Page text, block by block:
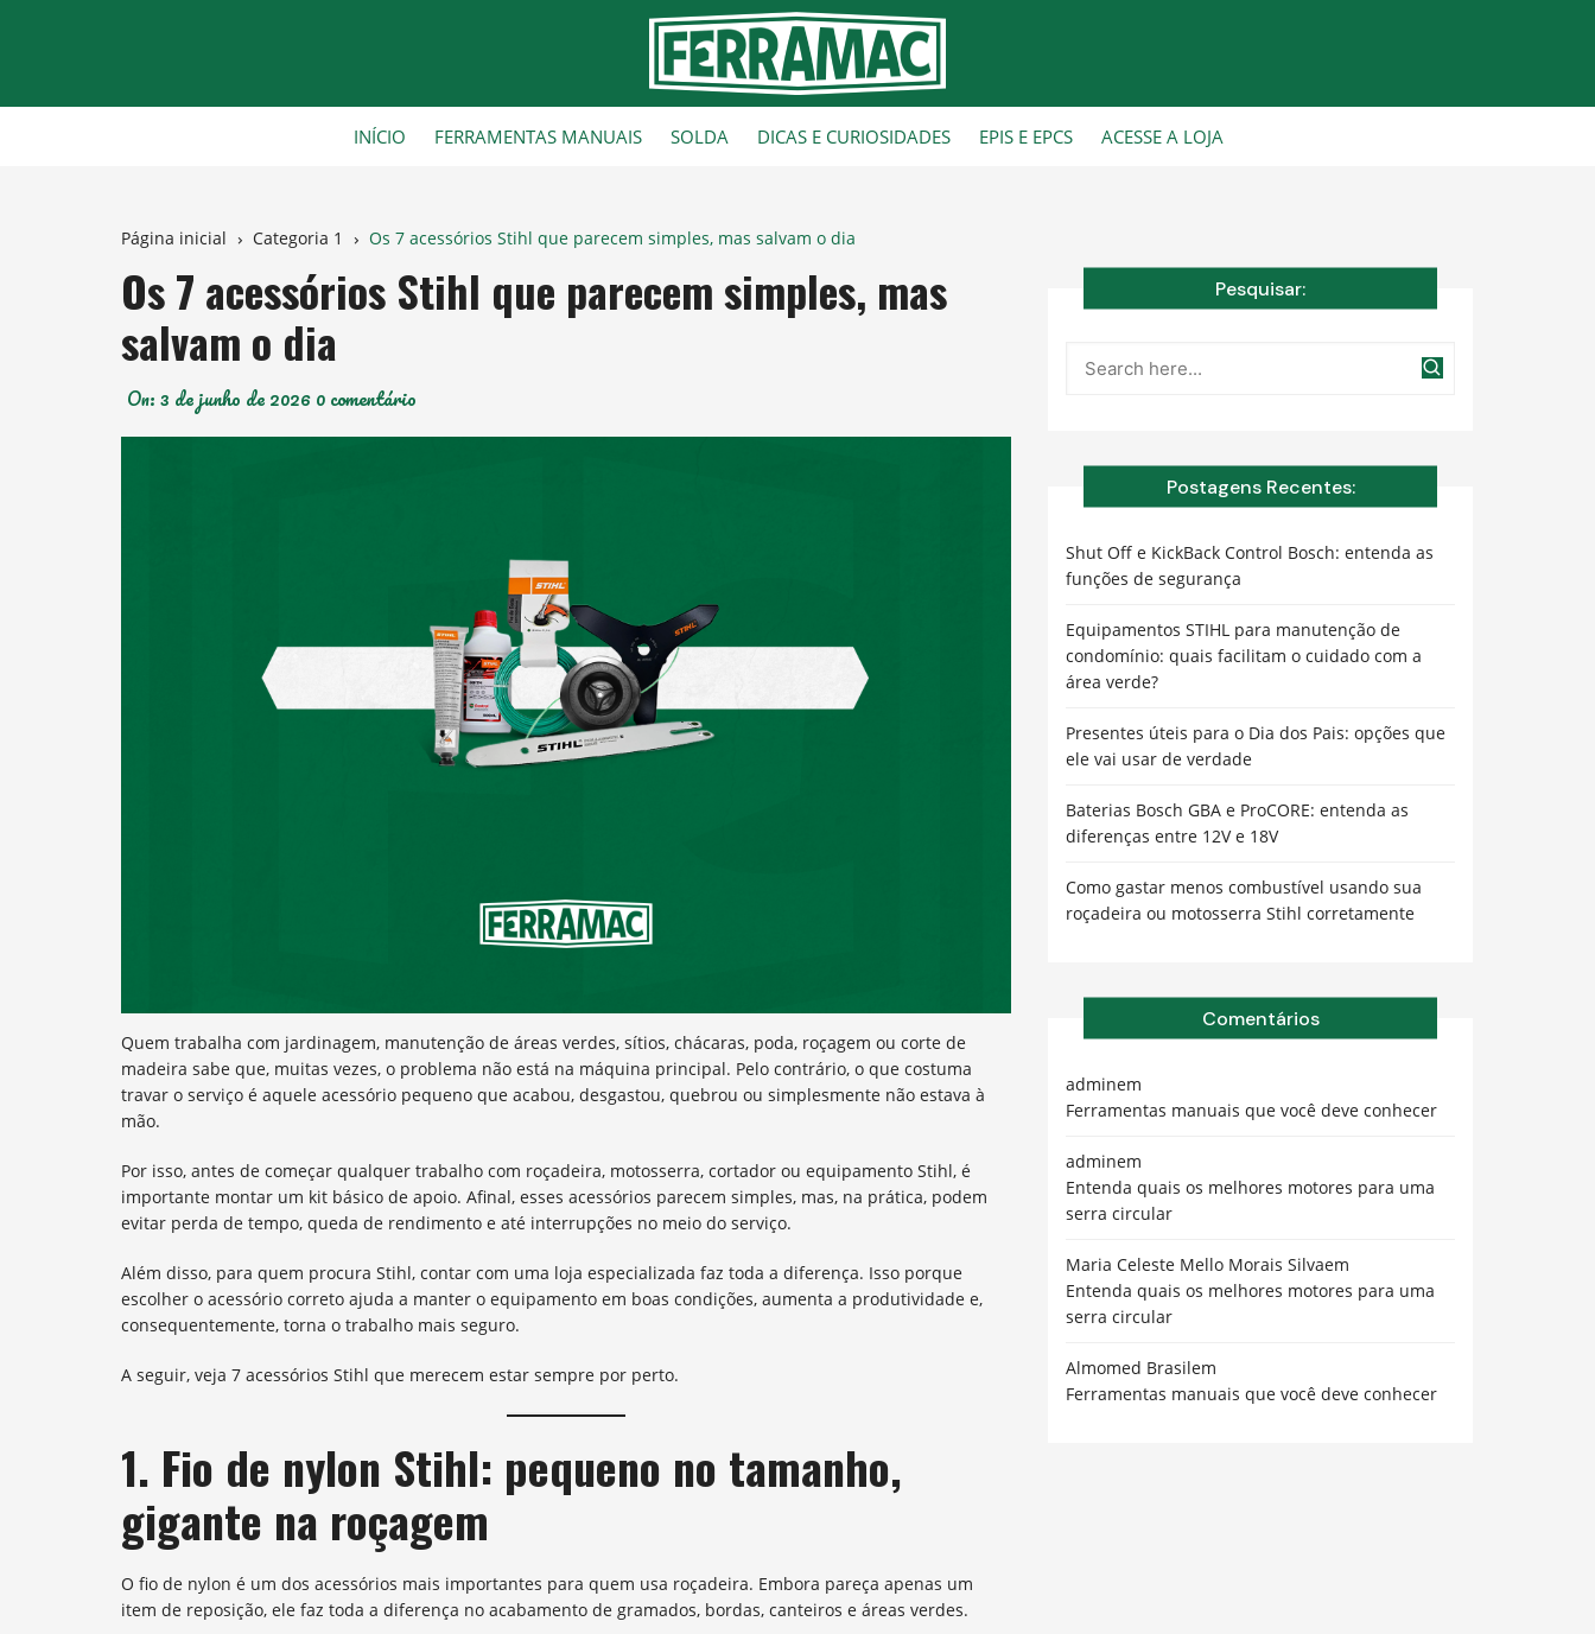
INÍCIO FERRAMENTAS MANUAIS SOLDA DICAS E CURIOSIDADES EPIS E EPCS ACESSE A LOJA
Página inicial Categoria 1 Os 7 acessórios Stihl que parecem simples, mas salvam o dia
Os 7 acessórios Stihl que parecem simples, mas
salvam o dia
On:3 de junho de 20260 comentário
Quem trabalha com jardinagem, manutenção de áreas verdes, sítios, chácaras, poda, roçagem ou corte de
madeira sabe que, muitas vezes, o problema não está na máquina principal. Pelo contrário, o que costuma
travar o serviço é aquele acessório pequeno que acabou, desgastou, quebrou ou simplesmente não estava à
mão.
Por isso, antes de começar qualquer trabalho com roçadeira, motosserra, cortador ou equipamento Stihl, é
importante montar um kit básico de apoio. Afinal, esses acessórios parecem simples, mas, na prática, podem
evitar perda de tempo, queda de rendimento e até interrupções no meio do serviço.
Além disso, para quem procura Stihl, contar com uma loja especializada faz toda a diferença. Isso porque
escolher o acessório correto ajuda a manter o equipamento em boas condições, aumenta a produtividade e,
consequentemente, torna o trabalho mais seguro.
A seguir, veja 7 acessórios Stihl que merecem estar sempre por perto.
1. Fio de nylon Stihl: pequeno no tamanho,
gigante na roçagem
O fio de nylon é um dos acessórios mais importantes para quem usa roçadeira. Embora pareça apenas um
item de reposição, ele faz toda a diferença no acabamento de gramados, bordas, canteiros e áreas verdes.
Pesquisar:
Postagens Recentes:
Shut Off e KickBack Control Bosch: entenda as
funções de segurança
Equipamentos STIHL para manutenção de
condomínio: quais facilitam o cuidado com a
área verde?
Presentes úteis para o Dia dos Pais: opções que
ele vai usar de verdade
Baterias Bosch GBA e ProCORE: entenda as
diferenças entre 12V e 18V
Como gastar menos combustível usando sua
roçadeira ou motosserra Stihl corretamente
Comentários
adminem
Ferramentas manuais que você deve conhecer
adminem
Entenda quais os melhores motores para uma
serra circular
Maria Celeste Mello Morais Silvaem
Entenda quais os melhores motores para uma
serra circular
Almomed Brasilem
Ferramentas manuais que você deve conhecer